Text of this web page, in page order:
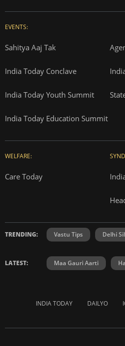
EVENTS:
Sahitya Aaj Tak
India Today Conclave
India Today Youth Summit
India Today Education Summit
WELFARE:
Care Today
TRENDING: Vastu Tips Delhi
LATEST: Maa Gauri Aarti
INDIA TODAY DAILYO